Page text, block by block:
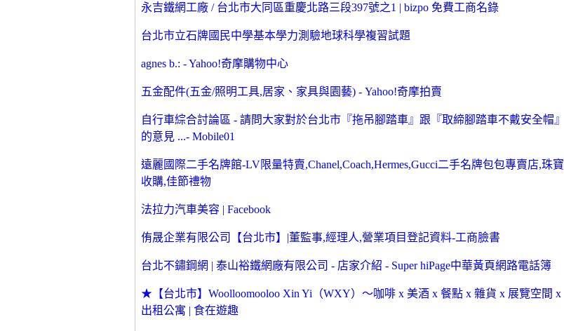
永吉鐵網工廠 / 台北市大同區重慶北路三段397號之1 | bizpo 免費工商名錄
台北市立石牌國民中學基本學力測驗地球科學複習試題
agnes b.: - Yahoo!奇摩購物中心
五金配件(五金/照明工具,居家、家具與園藝) - Yahoo!奇摩拍賣
自行車綜合討論區 - 請問大家對於台北市『拖吊腳踏車』跟『取締腳踏車不戴安全帽』
的意見 ...- Mobile01
遠麗國際二手名牌館-LV限量特賣,Chanel,Coach,Hermes,Gucci二手名牌包包專賣店,珠寶
收購,佳節禮物
法拉力汽車美容 | Facebook
侑晟企業有限公司【台北市】|董監事,經理人,營業項目登記資料-工商臉書
台北不鏽鋼網 | 泰山裕鐵網廠有限公司 - 店家介紹 - Super hiPage中華黃頁網路電話簿
★【台北市】Woolloomooloo Xin Yi（WXY）～咖啡 x 美酒 x 餐點 x 雜貨 x 展覽空間 x
出租公寓 | 食在遊趣